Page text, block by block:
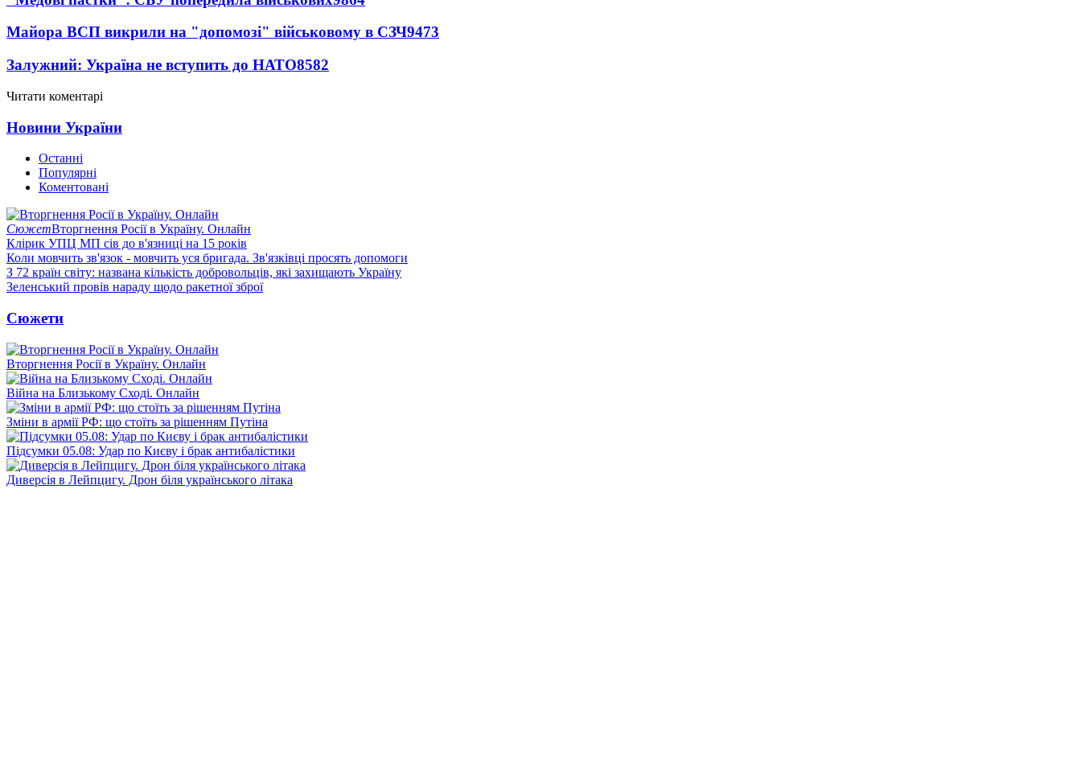
Майора ВСП викрили на "допомозі" військовому в СЗЧ9473
Залужний: Україна не вступить до НАТО8582
Читати коментарі
Новини України
Останні
Популярні
Коментовані
СюжетВторгнення Росії в Україну. Онлайн
Клірик УПЦ МП сів до в'язниці на 15 років
Коли мовчить зв'язок - мовчить уся бригада. Зв'язківці просять допомоги
З 72 країн світу: названа кількість добровольців, які захищають Україну
Зеленський провів нараду щодо ракетної зброї
Сюжети
Вторгнення Росії в Україну. Онлайн
Війна на Близькому Сході. Онлайн
Зміни в армії РФ: що стоїть за рішенням Путіна
Підсумки 05.08: Удар по Києву і брак антибалістики
Диверсія в Лейпцигу. Дрон біля українського літака